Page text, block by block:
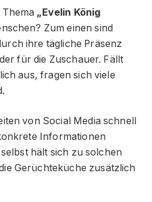
„Evelin König
Zum einen sind
ihre tägliche Präsenz
für die Zuschauer. Fällt
aus, fragen sich viele
von Social Media schnell
Informationen
hält sich zu solchen
Gerüchteküche zusätzlich